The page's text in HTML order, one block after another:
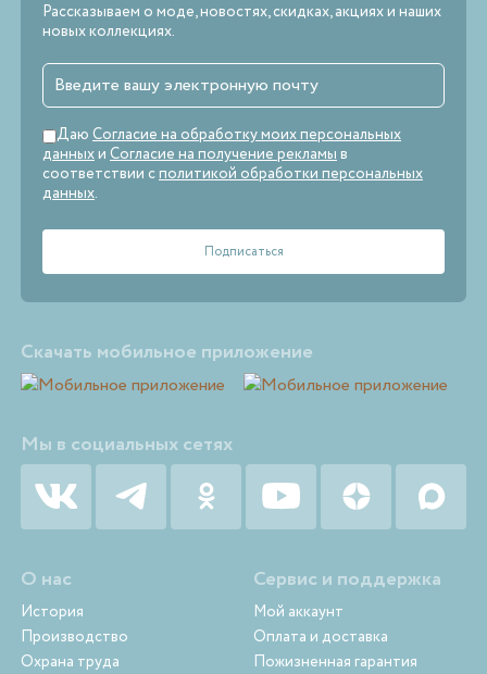
Рассказываем о моде, новостях, скидках, акциях и наших
новых коллекциях.
Даю Согласие на обработку моих персональных
данныхи Согласие на получение рекламыв
соответствии сполитикой обработки персональных
данных.
Скачать мобильное приложение
Мы в социальных сетях
О нас
История
Производство
Охрана труда
Сервис и поддержка
Мой аккаунт
Оплата и доставка
Пожизненная гарантия